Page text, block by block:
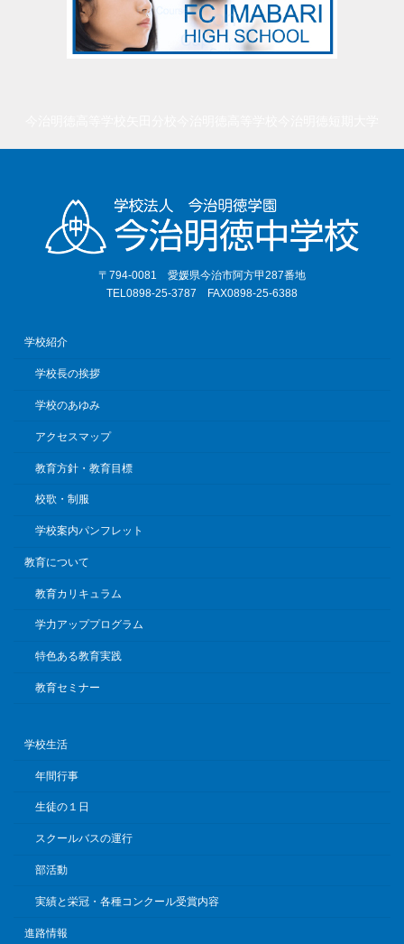
〒794-0081 愛媛県今治市阿方甲287番地
TEL0898-25-3787 FAX0898-25-6388
学校紹介
学校長の挨拶
学校のあゆみ
アクセスマップ
教育方針・教育目標
校歌・制服
学校案内パンフレット
教育について
教育カリキュラム
学力アッププログラム
特色ある教育実践
教育セミナー
学校生活
年間行事
生徒の１日
スクールバスの運行
部活動
実績と栄冠・各種コンクール受賞内容
進路情報